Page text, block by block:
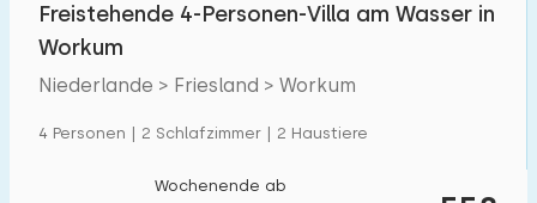
Freistehende 4-Personen-Villa am Wasser in
Workum
Niederlande > Friesland > Workum
4 Personen | 2 Schlafzimmer | 2 Haustiere
Wochenende ab